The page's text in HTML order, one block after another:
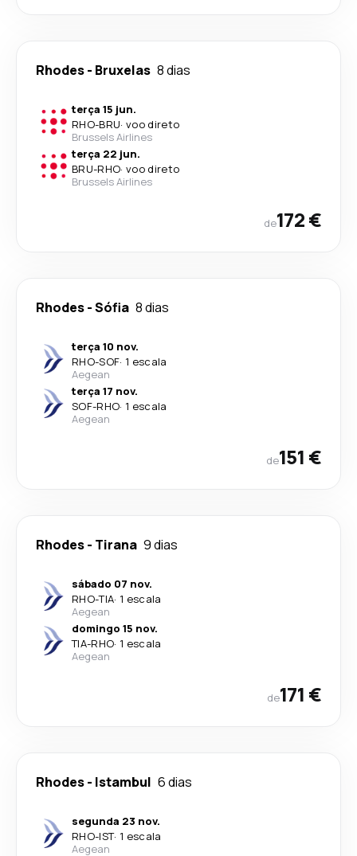
Rhodes- Bruxelas 8 dias
terça 15 jun.
RHO-BRU· voo direto
Brussels Airlines
terça 22 jun.
BRU-RHO· voo direto
Brussels Airlines
de172 €
Rhodes-Sófia 8 dias
terça 10 nov.
RHO-SOF· 1 escala
Aegean
terça 17 nov.
SOF-RHO· 1 escala
Aegean
de151 €
Rhodes- Tirana 9 dias
sábado 07 nov.
RHO-TIA· 1 escala
Aegean
domingo 15 nov.
TIA-RHO· 1 escala
Aegean
de171 €
Rhodes- Istambul 6 dias
segunda 23 nov.
RHO-IST· 1 escala
Aegean